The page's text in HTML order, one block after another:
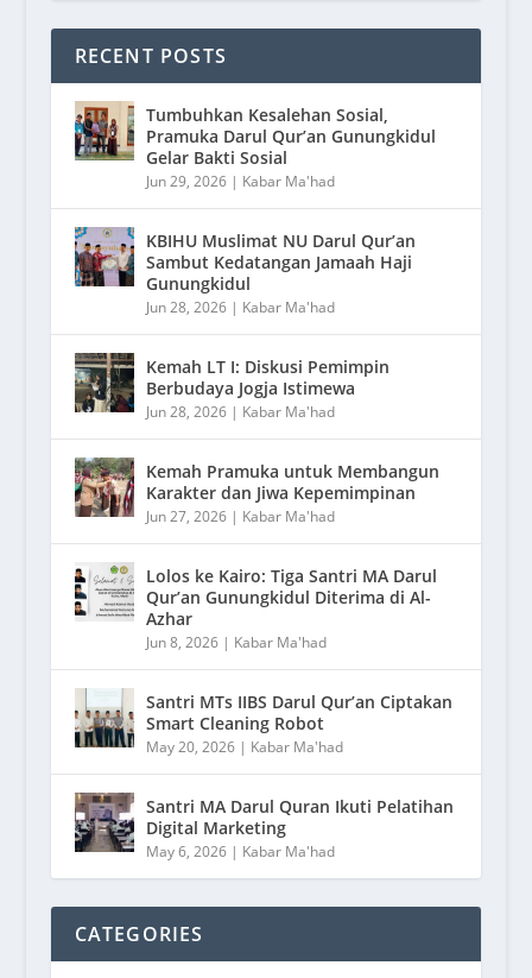
RECENT POSTS
Tumbuhkan Kesalehan Sosial,
Pramuka Darul Qur’an Gunungkidul
Gelar Bakti Sosial
Jun 29, 2026| Kabar Ma'had
KBIHU Muslimat NU Darul Qur’an
Sambut Kedatangan Jamaah Haji
Gunungkidul
Jun 28, 2026| Kabar Ma'had
Kemah LT I: Diskusi Pemimpin
Berbudaya Jogja Istimewa
Jun 28, 2026| Kabar Ma'had
Kemah Pramuka untuk Membangun
Karakter dan Jiwa Kepemimpinan
Jun 27, 2026| Kabar Ma'had
Lolos ke Kairo: Tiga Santri MA Darul
Qur’an Gunungkidul Diterima di Al-
Azhar
Jun 8, 2026| Kabar Ma'had
Santri MTs IIBS Darul Qur’an Ciptakan
Smart Cleaning Robot
May 20, 2026| Kabar Ma'had
Santri MA Darul Quran Ikuti Pelatihan
Digital Marketing
May 6, 2026| Kabar Ma'had
CATEGORIES